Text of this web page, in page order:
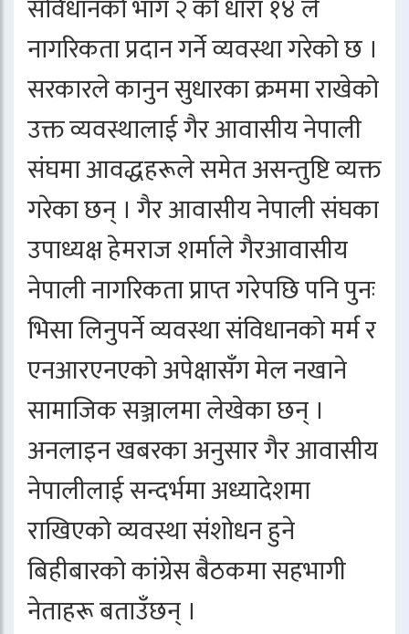
संविधानको भाग २ को धारा १४ ले
नागरिकता प्रदान गर्ने व्यवस्था गरेको छ ।
सरकारले कानुन सुधारका क्रममा राखेको
उक्त व्यवस्थालाई गैर आवासीय नेपाली
संघमा आवद्धहरूले समेत असन्तुष्टि व्यक्त
गरेका छन् । गैर आवासीय नेपाली संघका
उपाध्यक्ष हेमराज शर्माले गैरआवासीय
नेपाली नागरिकता प्राप्त गरेपछि पनि पुनः
भिसा लिनुपर्ने व्यवस्था संविधानको मर्म र
एनआरएनएको अपेक्षासँग मेल नखाने
सामाजिक सञ्जालमा लेखेका छन् ।
अनलाइन खबरका अनुसार गैर आवासीय
नेपालीलाई सन्दर्भमा अध्यादेशमा
राखिएको व्यवस्था संशोधन हुने
बिहीबारको कांग्रेस बैठकमा सहभागी
नेताहरू बताउँछन् ।